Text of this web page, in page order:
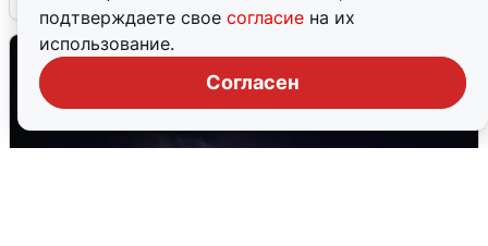
подтверждаете свое согласие на их
использование.
Согласен